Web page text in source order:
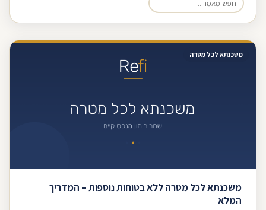
משכנתא לכל מטרה
משכנתא לכל מטרה ללא בטוחות נוספות – המדריך
המלא